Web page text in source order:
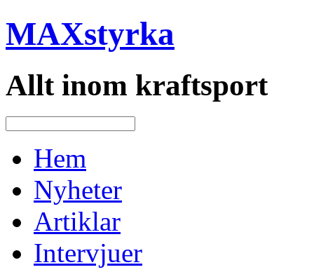
MAXstyrka
Allt inom kraftsport
Hem
Nyheter
Artiklar
Intervjuer